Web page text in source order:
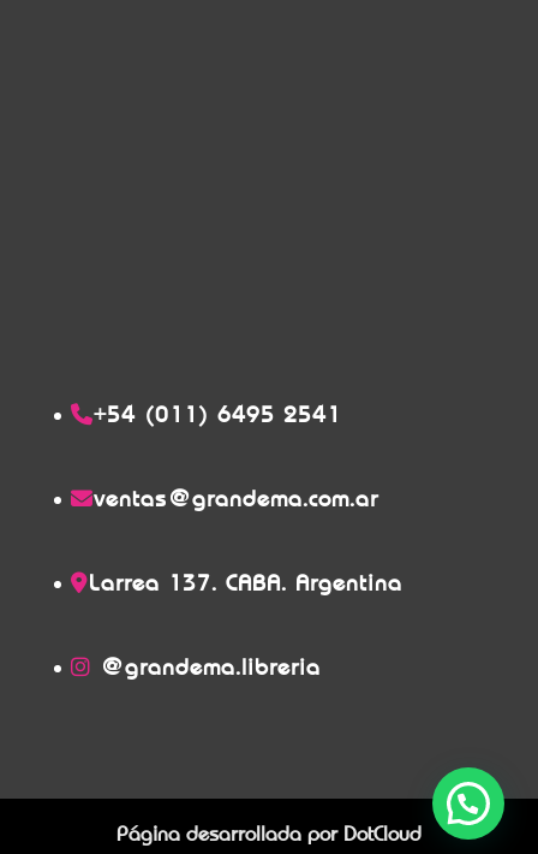
+54 (011) 6495 2541
ventas@grandema.com.ar
Larrea 137. CABA. Argentina
@grandema.libreria
Página desarrollada por DotCloud